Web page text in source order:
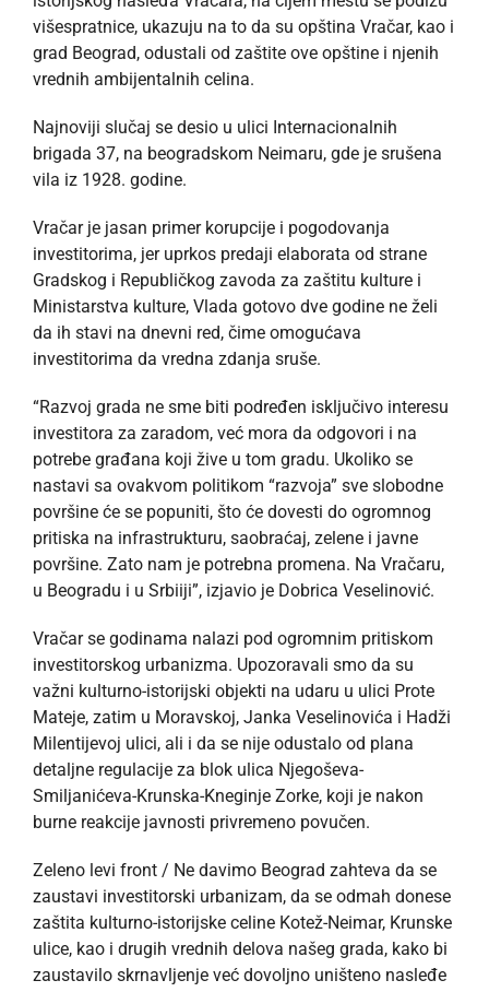
višespratnice, ukazuju na to da su opština Vračar, kao i
grad Beograd, odustali od zaštite ove opštine i njenih
vrednih ambijentalnih celina.
Najnoviji slučaj se desio u ulici Internacionalnih
brigada 37, na beogradskom Neimaru, gde je srušena
vila iz 1928. godine.
Vračar je jasan primer korupcije i pogodovanja
investitorima, jer uprkos predaji elaborata od strane
Gradskog i Republičkog zavoda za zaštitu kulture i
Ministarstva kulture, Vlada gotovo dve godine ne želi
da ih stavi na dnevni red, čime omogućava
investitorima da vredna zdanja sruše.
“Razvoj grada ne sme biti podređen isključivo interesu
investitora za zaradom, već mora da odgovori i na
potrebe građana koji žive u tom gradu. Ukoliko se
nastavi sa ovakvom politikom “razvoja” sve slobodne
površine će se popuniti, što će dovesti do ogromnog
pritiska na infrastrukturu, saobraćaj, zelene i javne
površine. Zato nam je potrebna promena. Na Vračaru,
u Beogradu i u Srbiiji”, izjavio je Dobrica Veselinović.
Vračar se godinama nalazi pod ogromnim pritiskom
investitorskog urbanizma. Upozoravali smo da su
važni kulturno-istorijski objekti na udaru u ulici Prote
Mateje, zatim u Moravskoj, Janka Veselinovića i Hadži
Milentijevoj ulici, ali i da se nije odustalo od plana
detaljne regulacije za blok ulica Njegoševa-
Smiljanićeva-Krunska-Kneginje Zorke, koji je nakon
burne reakcije javnosti privremeno povučen.
Zeleno levi front / Ne davimo Beograd zahteva da se
zaustavi investitorski urbanizam, da se odmah donese
zaštita kulturno-istorijske celine Kotež-Neimar, Krunske
ulice, kao i drugih vrednih delova našeg grada, kako bi
zaustavilo skrnavljenje već dovoljno uništeno nasleđe